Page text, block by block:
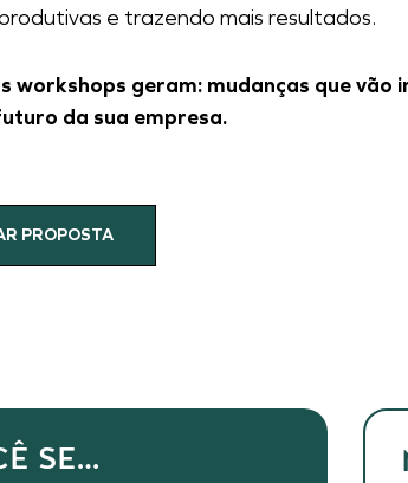
e trazendo mais resultados.
workshops geram: mudanças que
da sua empresa.
PROPOSTA
SE…